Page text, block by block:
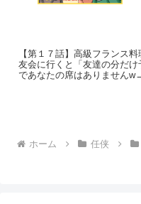
【第１７話】高級フランス
友会に行くと「友達の分だけ
であなたの席はありません
ホーム 任侠